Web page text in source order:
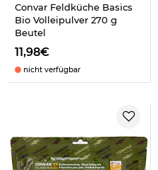
Convar Feldküche Basics
Bio Volleipulver 270 g
Beutel
11,98€
nicht verfügbar